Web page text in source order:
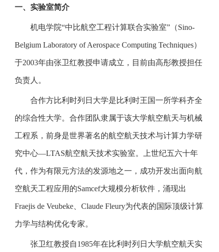
一、实验室简介
机电学院“中比航空工程计算联合实验室”（Sino-
Belgium Laboratory of Aerospace Computing Techniques）
于2003年由张卫红教授申请成立，目前由高彤教授担任
负责人。
合作方比利时列日大学是比利时王国一所学科齐全
的综合性大学。合作团队隶属于该大学航空航天与机械
工程系，前身是世界著名的航空航天技术与计算力学研
究中心—LTAS航空航天技术实验室。上世纪五六十年
代，作为有限元方法的发源地之一，成功开发出面向航
空航天工程应用的Samcef大规模分析软件，涌现出
Fraejis de Veubeke、Claude Fleury为代表的国际顶级计算
力学与结构优化专家。
张卫红教授自1985年在比利时列日大学航空航天实